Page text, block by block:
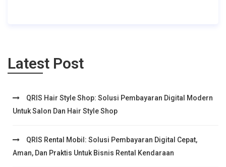
Latest Post
QRIS Hair Style Shop: Solusi Pembayaran Digital Modern
Untuk Salon Dan Hair Style Shop
QRIS Rental Mobil: Solusi Pembayaran Digital Cepat,
Aman, Dan Praktis Untuk Bisnis Rental Kendaraan